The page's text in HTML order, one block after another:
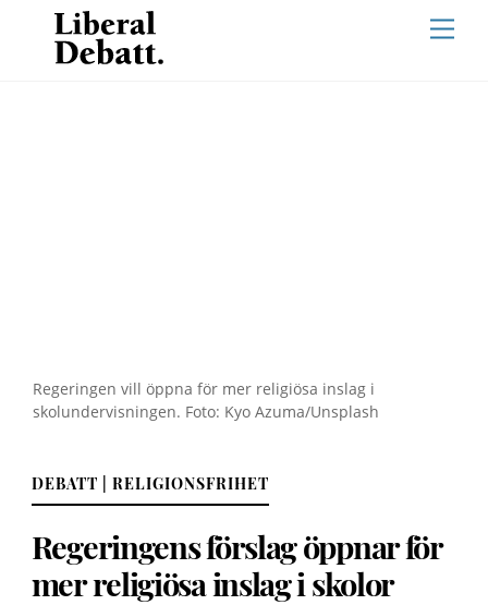
content
Regeringen vill öppna för mer religiösa inslag i
skolundervisningen. Foto: Kyo Azuma/Unsplash
DEBATT | RELIGIONSFRIHET
Regeringens förslag öppnar för
mer religiösa inslag i skolor